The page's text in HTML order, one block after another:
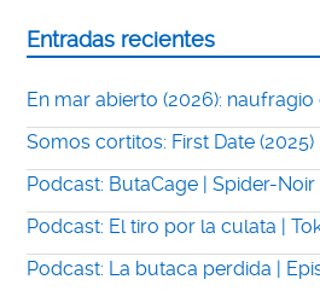
Entradas recientes
En mar abierto (2026): naufragio
Somos cortitos: First Date (2025)
Podcast: ButaCage | Spider-Noir
Podcast: El tiro por la culata |
Podcast: La butaca perdida |